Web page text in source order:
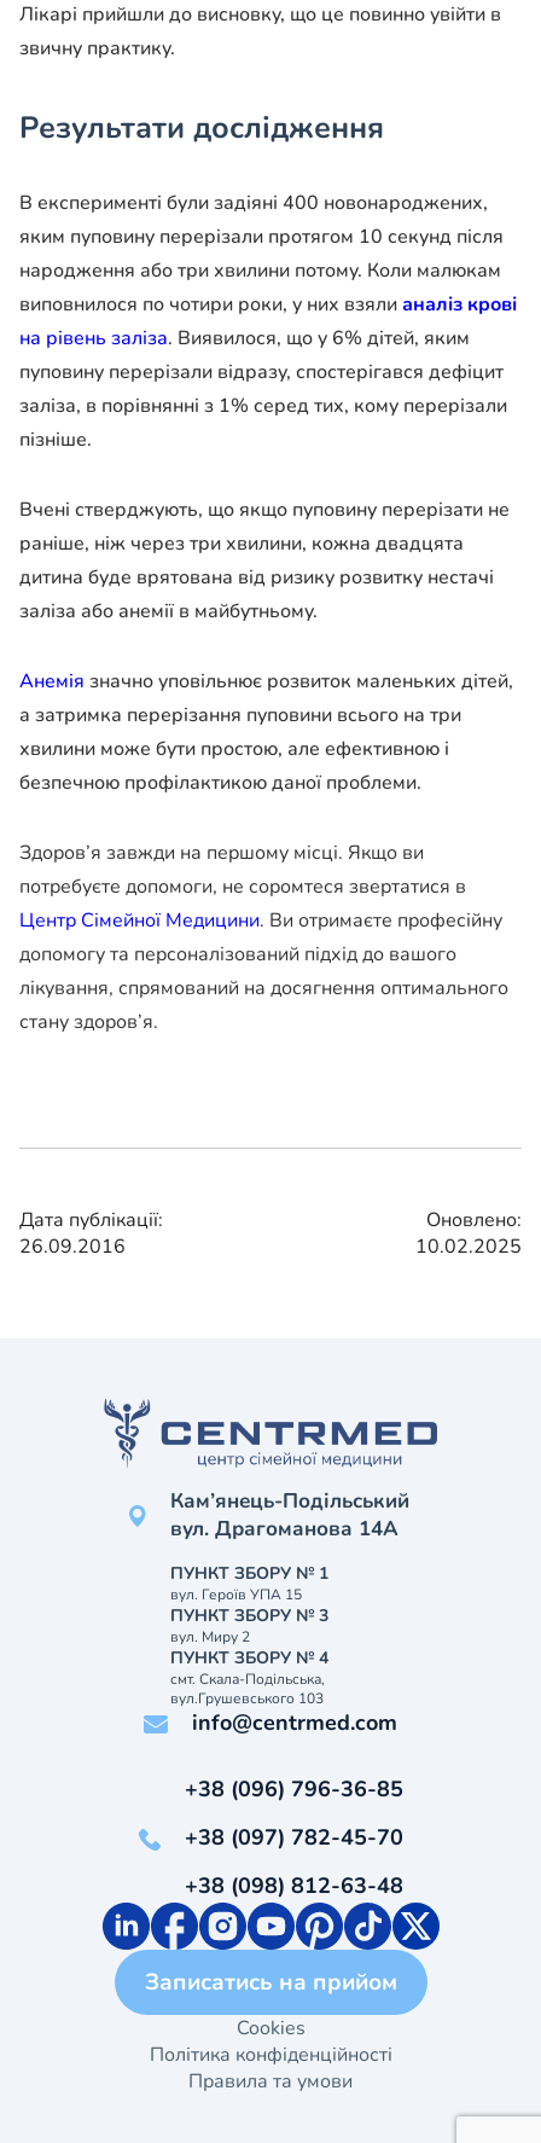
Лікарі прийшли до висновку, що це повинно увійти в
звичну практику.
Результати дослідження
В експерименті були задіяні 400 новонароджених,
яким пуповину перерізали протягом 10 секунд після
народження або три хвилини потому. Коли малюкам
виповнилося по чотири роки, у них взялианаліз крові
на рівень заліза. Виявилося, що у 6% дітей, яким
пуповину перерізали відразу, спостерігався дефіцит
заліза, в порівнянні з 1% серед тих, кому перерізали
пізніше.
Вчені стверджують, що якщо пуповину перерізати не
раніше, ніж через три хвилини, кожна двадцята
дитина буде врятована від ризику розвитку нестачі
заліза або анемії в майбутньому.
Анемія значно уповільнює розвиток маленьких дітей,
а затримка перерізання пуповини всього на три
хвилини може бути простою, але ефективною і
безпечною профілактикою даної проблеми.
Здоров’я завжди на першому місці. Якщо ви
потребуєте допомоги, не соромтеся звертатися в
Центр Сімейної Медицини. Ви отримаєте професійну
допомогу та персоналізований підхід до вашого
лікування, спрямований на досягнення оптимального
стану здоров’я.
Дата публікації:
26.09.2016
Оновлено:
10.02.2025
Кам’янець-Подільський
вул. Драгоманова 14А
ПУНКТ ЗБОРУ № 1
вул. Героїв УПА 15
ПУНКТ ЗБОРУ № 3
вул. Миру 2
ПУНКТ ЗБОРУ № 4
смт. Скала-Подільська,
вул.Грушевського 103
info@centrmed.com
+38 (096) 796-36-85
+38 (097) 782-45-70
+38 (098) 812-63-48
Записатись на прийом
Cookies
Політика конфіденційності
Правила та умови